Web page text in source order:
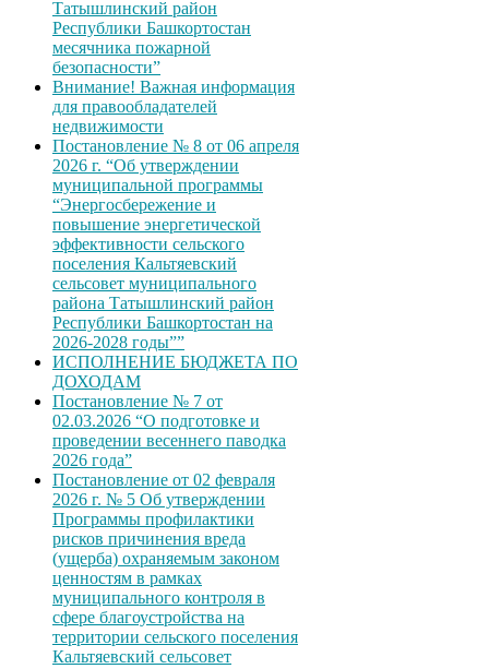
Татышлинский район
Республики Башкортостан
месячника пожарной
безопасности”
Внимание! Важная информация
для правообладателей
недвижимости
Постановление № 8 от 06 апреля
2026 г. “Об утверждении
муниципальной программы
“Энергосбережение и
повышение энергетической
эффективности сельского
поселения Кальтяевский
сельсовет муниципального
района Татышлинский район
Республики Башкортостан на
2026-2028 годы””
ИСПОЛНЕНИЕ БЮДЖЕТА ПО
ДОХОДАМ
Постановление № 7 от
02.03.2026 “О подготовке и
проведении весеннего паводка
2026 года”
Постановление от 02 февраля
2026 г. № 5 Об утверждении
Программы профилактики
рисков причинения вреда
(ущерба) охраняемым законом
ценностям в рамках
муниципального контроля в
сфере благоустройства на
территории сельского поселения
Кальтяевский сельсовет